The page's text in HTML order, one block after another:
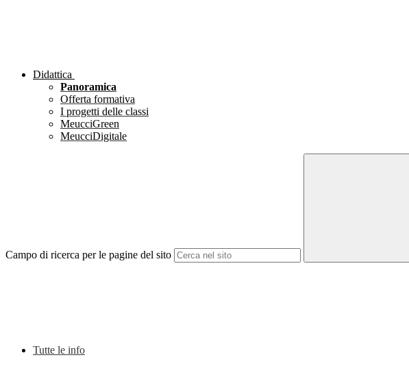
Didattica
Panoramica
Offerta formativa
I progetti delle classi
MeucciGreen
MeucciDigitale
Campo di ricerca per le pagine del sito
Tutte le info